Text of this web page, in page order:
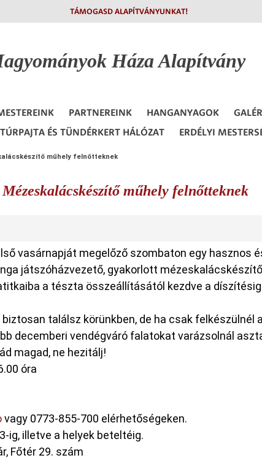
TÁMOGASD ALAPÍTVÁNYUNKAT!
Háza Alapítvány
PARTNEREINK HANGANYAGOK
ÉS TÜNDÉRKERT HÁLÓZAT ERDÉLYI
műhely felnőtteknek
Mézeskalácskészítő műhely felnőtteknek
vasárnapját megelőző szombaton egy hasznos
játszóházvezető, gyakorlott
a tészta összeállításától kezdve a
találsz körünkben, de ha csak felkészülnél
decemberi vendégváró falatokat varázsolnál
magad, ne hezitálj!
óra
vagy 0773-855-700 elérhetőségeken.
ig, illetve a helyek beteltéig.
Főtér 29. szám